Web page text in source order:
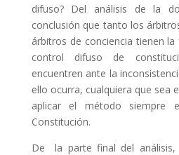
difuso? Del análisis de la
conclusión que tanto los
árbitros de conciencia tienen
control difuso de
encuentren ante la
ello ocurra, cualquiera que sea
aplicar el método siempre
Constitución.
De la parte final del análisis,